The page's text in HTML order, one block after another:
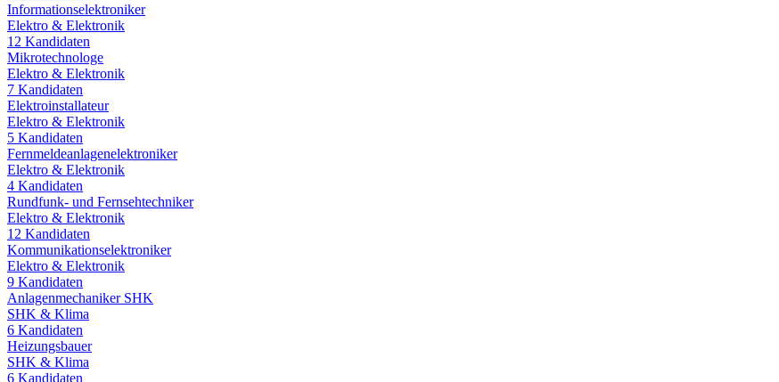
Informationselektroniker
Elektro & Elektronik
12 Kandidaten
Mikrotechnologe
Elektro & Elektronik
7 Kandidaten
Elektroinstallateur
Elektro & Elektronik
5 Kandidaten
Fernmeldeanlagenelektroniker
Elektro & Elektronik
4 Kandidaten
Rundfunk- und Fernsehtechniker
Elektro & Elektronik
12 Kandidaten
Kommunikationselektroniker
Elektro & Elektronik
9 Kandidaten
Anlagenmechaniker SHK
SHK & Klima
6 Kandidaten
Heizungsbauer
SHK & Klima
6 Kandidaten